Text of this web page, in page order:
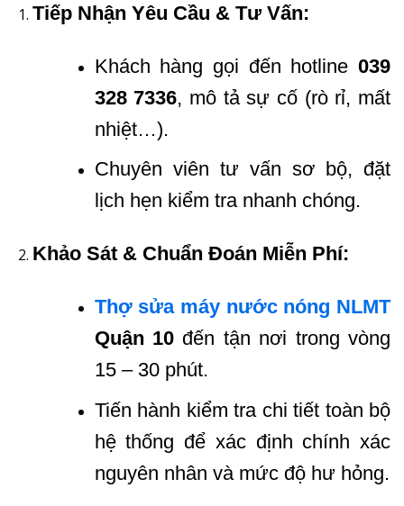
Tiếp Nhận Yêu Cầu & Tư Vấn:
Khách hàng gọi đến hotline 039
328 7336, mô tả sự cố (rò rỉ, mất
nhiệt…).
Chuyên viên tư vấn sơ bộ, đặt
lịch hẹn kiểm tra nhanh chóng.
Khảo Sát & Chuẩn Đoán Miễn Phí:
Thợ sửa máy nước nóng NLMT
Quận 10 đến tận nơi trong vòng
15 – 30 phút.
Tiến hành kiểm tra chi tiết toàn bộ
hệ thống để xác định chính xác
nguyên nhân và mức độ hư hỏng.